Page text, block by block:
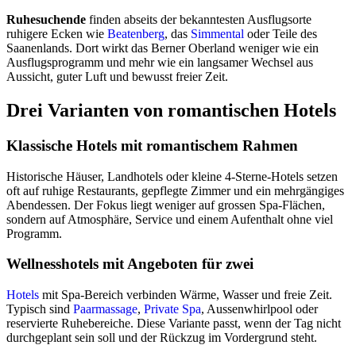
Ruhesuchende finden abseits der bekanntesten Ausflugsorte
ruhigere Ecken wie Beatenberg, das Simmental oder Teile des
Saanenlands. Dort wirkt das Berner Oberland weniger wie ein
Ausflugsprogramm und mehr wie ein langsamer Wechsel aus
Aussicht, guter Luft und bewusst freier Zeit.
Drei Varianten von romantischen Hotels
Klassische Hotels mit romantischem Rahmen
Historische Häuser, Landhotels oder kleine 4-Sterne-Hotels setzen
oft auf ruhige Restaurants, gepflegte Zimmer und ein mehrgängiges
Abendessen. Der Fokus liegt weniger auf grossen Spa-Flächen,
sondern auf Atmosphäre, Service und einem Aufenthalt ohne viel
Programm.
Wellnesshotels mit Angeboten für zwei
Hotels mit Spa-Bereich verbinden Wärme, Wasser und freie Zeit.
Typisch sind Paarmassage, Private Spa, Aussenwhirlpool oder
reservierte Ruhebereiche. Diese Variante passt, wenn der Tag nicht
durchgeplant sein soll und der Rückzug im Vordergrund steht.